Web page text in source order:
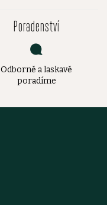
Poradenství
Odborně a laskavě
poradíme